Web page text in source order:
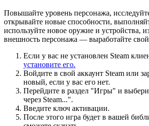
Повышайте уровень персонажа,
открывайте новые способности,
используйте новое оружие и устройства,
внешность персонажа — выработайте
Если у вас не установлен Steam
установите его.
Войдите в свой аккаунт Steam или
новый, если у вас его нет.
Перейдите в раздел "Игры" и
через Steam...".
Введите ключ активации.
После этого игра будет в вашей